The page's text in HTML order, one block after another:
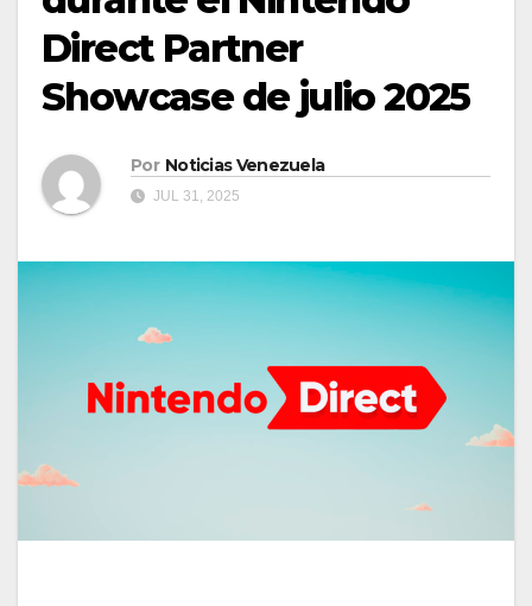
Direct Partner
Showcase de julio 2025
Por Noticias Venezuela
JUL 31, 2025